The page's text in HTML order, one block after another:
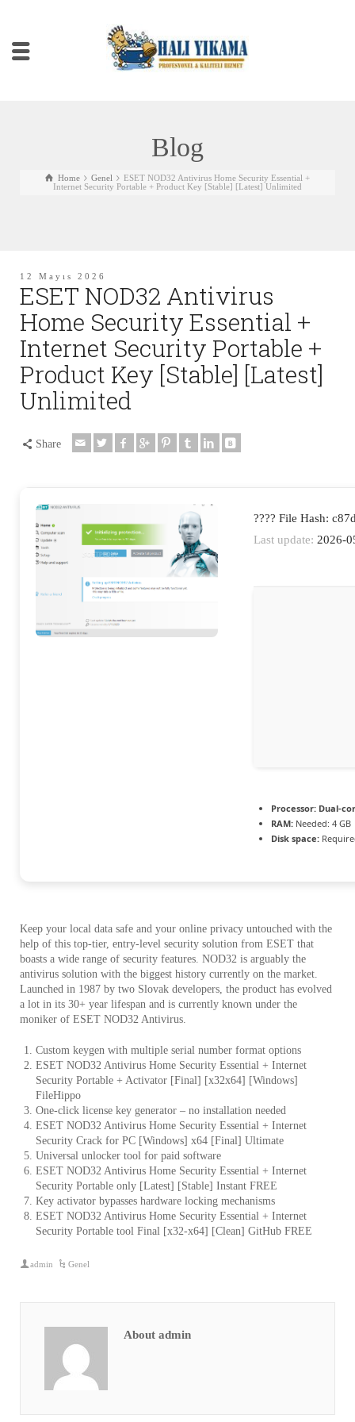
Blog
Home Genel
ESET NOD32 Antivirus Home Security Essential +
Internet Security Portable + Product Key [Stable] [Latest] Unlimited
12 Mayıs 2026
ESET NOD32 Antivirus
Home Security Essential +
Internet Security Portable +
Product Key [Stable] [Latest]
Unlimited
Share
???? File Hash:
Last update: 2026-
Processor: Dual-
RAM: Needed: 4 GB
Disk space:
Keep your local data safe and your online privacy untouched with the
help of this top-tier, entry-level security solution from ESET that
boasts a wide range of security features. NOD32 is arguably the
antivirus solution with the biggest history currently on the market.
Launched in 1987 by two Slovak developers, the product has evolved
a lot in its 30+ year lifespan and is currently known under the
moniker of ESET NOD32 Antivirus.
Custom keygen with multiple serial number format options
ESET NOD32 Antivirus Home Security Essential + Internet
Security Portable + Activator [Final] [x32x64] [Windows]
FileHippo
One-click license key generator – no installation needed
ESET NOD32 Antivirus Home Security Essential + Internet
Security Crack for PC [Windows] x64 [Final] Ultimate
Universal unlocker tool for paid software
ESET NOD32 Antivirus Home Security Essential + Internet
Security Portable only [Latest] [Stable] Instant FREE
Key activator bypasses hardware locking mechanisms
ESET NOD32 Antivirus Home Security Essential + Internet
Security Portable tool Final [x32-x64] [Clean] GitHub FREE
admin Genel
About admin